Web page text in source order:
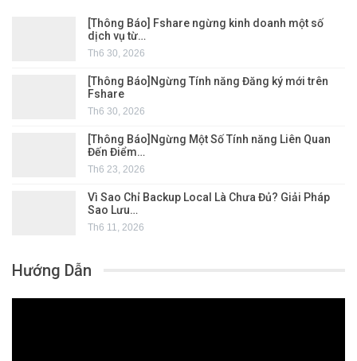
[Thông Báo] Fshare ngừng kinh doanh một số
dịch vụ từ…
Th6 30, 2026
[Thông Báo]Ngừng Tính năng Đăng ký mới trên
Fshare
Th6 30, 2026
[Thông Báo]Ngừng Một Số Tính năng Liên Quan
Đến Điểm…
Th6 23, 2026
Vì Sao Chỉ Backup Local Là Chưa Đủ? Giải Pháp
Sao Lưu…
Th6 11, 2026
Hướng Dẫn